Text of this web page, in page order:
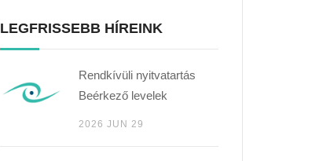
LEGFRISSEBB HÍREINK
Rendkívüli nyitvatartás
Beérkező levelek
2026 JUN 29